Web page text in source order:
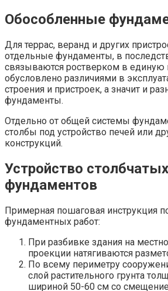
Обособленные
Для террас, веранд и других
отдельные фундаменты, в
связываются ростверком в единую
обусловлено различиями в
строения и пристроек, а значит и
фундаменты.
Отдельно от общей системы
столбы под устройство печей или
конструкций.
Устройство столбчатых
фундаментов
Примерная пошаговая инструкция
фундаментных работ:
При разбивке здания на
проекции натягиваются
По всему периметру
слой растительного грунта
шириной 50-60 см со